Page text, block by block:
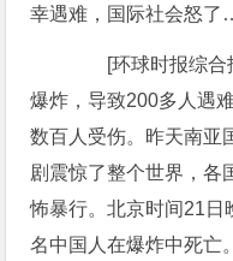
幸遇难，国际社会怒
[环球时报综合
爆炸，导致200多人遇
数百人受伤。昨天南亚
剧震惊了整个世界，各
怖暴行。北京时间21日
名中国人在爆炸中死亡